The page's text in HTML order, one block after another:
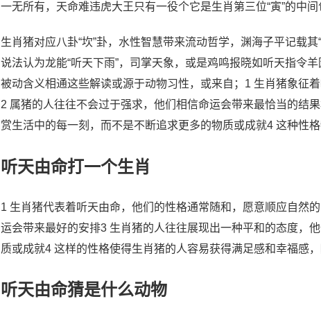
一无所有，天命难违虎大王只有一役个它是生肖第三位“寅”的中间
生肖猪对应八卦“坎”卦，水性智慧带来流动哲学，渊海子平记载
说法认为龙能“听天下雨”，司掌天象，或是鸡鸣报晓如听天指令
被动含义相通这些解读或源于动物习性，或来自；1 生肖猪象征
2 属猪的人往往不会过于强求，他们相信命运会带来最恰当的结
赏生活中的每一刻，而不是不断追求更多的物质或成就4 这种性
听天由命打一个生肖
1 生肖猪代表着听天由命，他们的性格通常随和，愿意顺应自然
运会带来最好的安排3 生肖猪的人往往展现出一种平和的态度，
质或成就4 这样的性格使得生肖猪的人容易获得满足感和幸福感
听天由命猜是什么动物